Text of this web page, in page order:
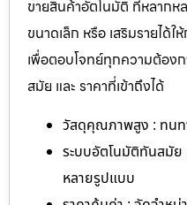
ขายสินค้าอัตโนมัติ ที่หลากห
ขนาดเล็ก หรือ เสริมรายได้
เพื่อตอบโจทย์ทุกความต้อง
สมัย และ ราคาที่เข้าถึงได้
วัสดุคุณภาพสูง : ทนท
ระบบอัตโนมัติทันสมัย
หลายรูปแบบ